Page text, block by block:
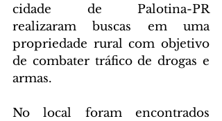
cidade de Palotina-PR
realizaram buscas em uma
propriedade rural com objetivo
de combater tráfico de drogas e
armas.
No local foram encontrados